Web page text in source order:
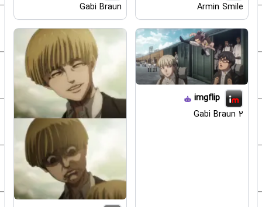
Armin Smile
Gabi Braun
imgflip
Gabi Braun 2